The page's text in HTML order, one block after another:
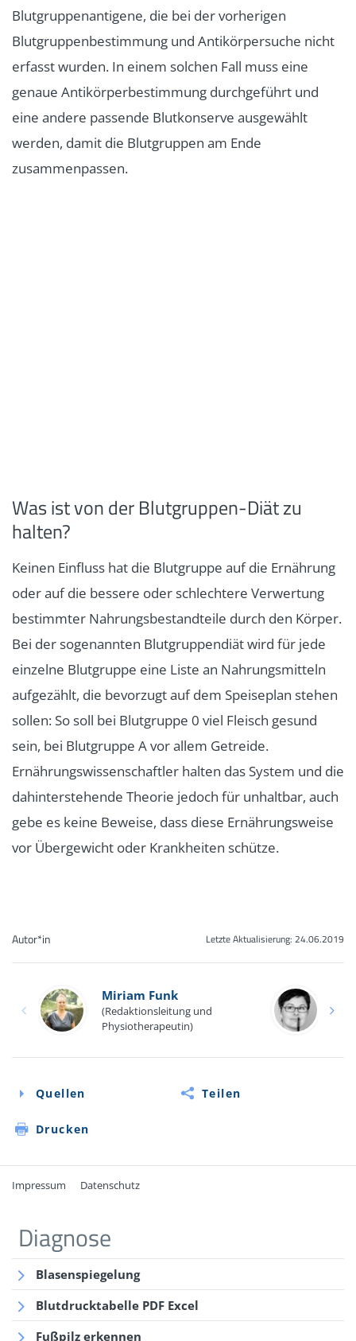
Blutgruppenantigene, die bei der vorherigen
Blutgruppenbestimmung und Antikörpersuche nicht
erfasst wurden. In einem solchen Fall muss eine
genaue Antikörperbestimmung durchgeführt und
eine andere passende Blutkonserve ausgewählt
werden, damit die Blutgruppen am Ende
zusammenpassen.
Was ist von der Blutgruppen-Diät zu
halten?
Keinen Einfluss hat die Blutgruppe auf die Ernährung
oder auf die bessere oder schlechtere Verwertung
bestimmter Nahrungsbestandteile durch den Körper.
Bei der sogenannten Blutgruppendiät wird für jede
einzelne Blutgruppe eine Liste an Nahrungsmitteln
aufgezählt, die bevorzugt auf dem Speiseplan stehen
sollen: So soll bei Blutgruppe 0 viel Fleisch gesund
sein, bei Blutgruppe A vor allem Getreide.
Ernährungswissenschaftler halten das System und die
dahinterstehende Theorie jedoch für unhaltbar, auch
gebe es keine Beweise, dass diese Ernährungsweise
vor Übergewicht oder Krankheiten schütze.
Letzte Aktualisierung: 24.06.2019
Autor*in
Miriam Funk
(Redaktionsleitung und
Physiotherapeutin)
Quellen Teilen
Drucken
Impressum Datenschutz
Quellen
Online-Informationen des Blutspendediensts des
Bayerischen Roten Kreuzes: Vererbung von
Blutgruppen:
www.blutspendedienst.com/blutspende/blut-
Diagnose
Blasenspiegelung
Blutdrucktabelle PDF Excel
Fußpilz erkennen